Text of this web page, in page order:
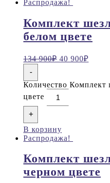
Распродажа!
Комплект
белом цвете
134 900₽ 40 900₽
-
Количество Комплект
цвете
+
В корзину
Распродажа!
Комплект
черном цвете